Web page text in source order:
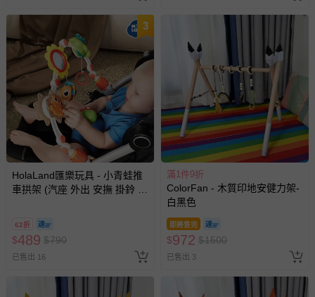
3
HolaLand匯樂玩具 - 小青蛙推
車拱架 (汽座 外出 安撫 掛鈴 彌
62折
$489 $790
已售出 16
滿1件9折
ColorFan - 木質印地安健力架-
白黑色
即將售完
$972 $1500
已售出 3